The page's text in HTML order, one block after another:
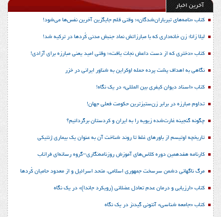
آخرین اخبار
کتاب «نامه‌های تیرباران‌شدگان»؛ وقتی قلم جایگزین آخرین نفس‌ها می‌شود!
لیلا زانا؛ زن خانه‌داری که با مبارزاتش نماد جنبش مدنی کُردها در ترکیه شد!
کتاب «دختری که از دست داعش نجات یافت»؛ وقتی امید یعنی مبارزه برای آزادی!
نگاهی به اهداف پشت پرده حمله اوکراین به شناور ایرانی در خزر
کتاب «اسناد دیوان کیفری بین المللی» در یک نگاه!
تداوم مبارزه در برابر زن‌ستیزترین حکومت فعلی جهان!
چگونه گنجینه غارت‌شده زیویه را به ایران و کردستان برگردانیم؟
تاریخچه اوتیسم از باورهای غلط تا روند شناخت آن به عنوان یک بیماری ژنتیکی
کارنامه هفدهمین دوره کلاس‌های آموزش روزنامه‌نگاری–گروه رسانه‌ای فراتاب
مرگ ناگهانی دشمن سرسخت جمهوری اسلامی، متحد اسرائیل و از معدود حامیان کُردها
کتاب «ارزیابی و درمان عدم تعادل عضلانی (رویکرد جاندا)» در یک نگاه
کتاب «جامعه شناسی» آنتونی گیدنز در یک نگاه